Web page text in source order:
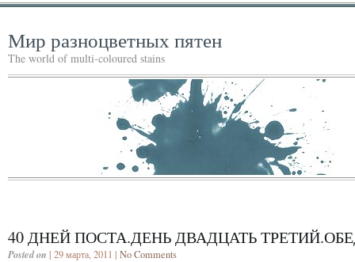
Мир разноцветных пятен
The world of multi-coloured stains
40 ДНЕЙ ПОСТА.ДЕНЬ ДВАДЦАТЬ
Posted on | 29 марта, 2011 | No Comments